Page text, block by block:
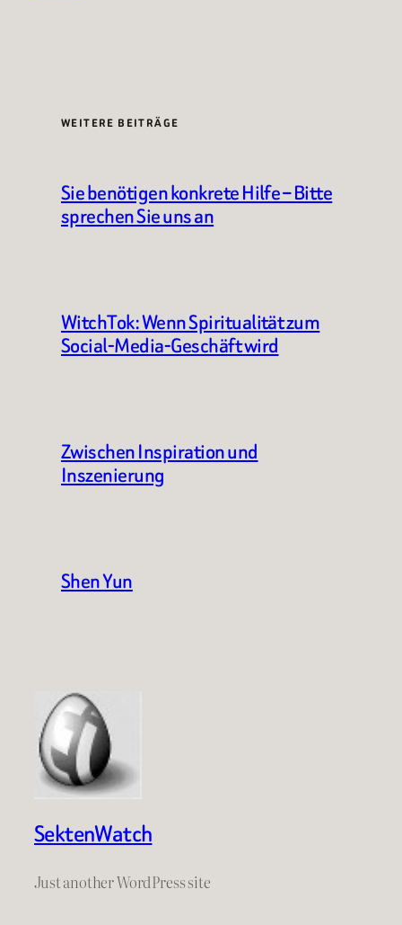
WEITERE BEITRÄGE
Sie benötigen konkrete Hilfe – Bitte
sprechen Sie uns an
WitchTok: Wenn Spiritualität zum
Social-Media-Geschäft wird
Zwischen Inspiration und
Inszenierung
Shen Yun
SektenWatch
Just another WordPress site